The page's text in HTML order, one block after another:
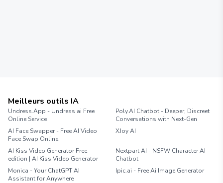
Meilleurs outils IA
Undress.App - Undress ai Free
Online Service
Poly.AI Chatbot - Deeper, Discreet
Conversations with Next-Gen
AI Face Swapper - Free AI Video
Face Swap Online
XJoy AI
AI Kiss Video Generator Free
edition | AI Kiss Video Generator
Nextpart AI - NSFW Character AI
Chatbot
Monica - Your ChatGPT AI
Assistant for Anywhere
Ipic.ai - Free Ai Image Generator